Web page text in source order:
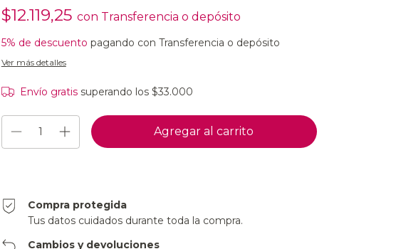
$12.119,25 con Transferencia o depósito
5% de descuento pagando con Transferencia o depósito
Ver más detalles
Envío gratis superando los$33.000
Compra protegida
Tus datos cuidados durante toda la compra.
Cambios y devoluciones